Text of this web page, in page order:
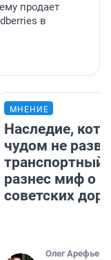
продает
в
МНЕНИЕ
Наследие,
чудом не
транспортный
разнес миф о
советских
Олег Арефьев